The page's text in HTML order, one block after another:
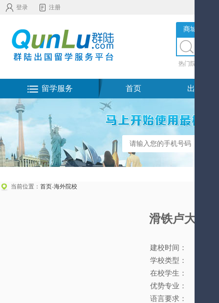
登录 注册
商城服务
热门院校
留学服务 首页 出国留学
当前位置： 首页-海外院校
滑铁卢大学
建校时间：
学校类型：
在校学生：
优势专业：
语言要求：